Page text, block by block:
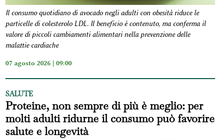
Il consumo quotidiano di avocado negli adulti con obesità riduce le
particelle di colesterolo LDL. Il beneficio è contenuto, ma conferma il
valore di piccoli cambiamenti alimentari nella prevenzione delle
malattie cardiache
07 agosto 2026 | 09:00
SALUTE
Proteine, non sempre di più è meglio: per
molti adulti ridurne il consumo può favorire
salute e longevità